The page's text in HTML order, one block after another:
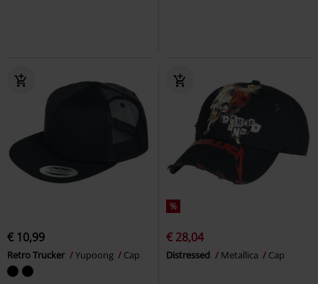
€ 10,99
Retro Trucker Yupoong Cap
%
€ 28,04
Distressed Metallica Cap